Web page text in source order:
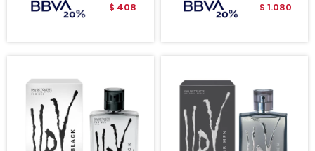
$ 408 $ 1.080